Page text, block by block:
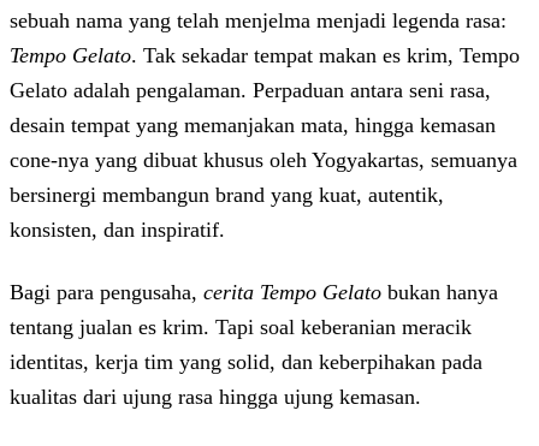
sebuah nama yang telah menjelma menjadi legenda rasa:
Tempo Gelato. Tak sekadar tempat makan es krim, Tempo
Gelato adalah pengalaman. Perpaduan antara seni rasa,
desain tempat yang memanjakan mata, hingga kemasan
cone-nya yang dibuat khusus oleh Yogyakartas, semuanya
bersinergi membangun brand yang kuat, autentik,
konsisten, dan inspiratif.
Bagi para pengusaha, cerita Tempo Gelato bukan hanya
tentang jualan es krim. Tapi soal keberanian meracik
identitas, kerja tim yang solid, dan keberpihakan pada
kualitas dari ujung rasa hingga ujung kemasan.